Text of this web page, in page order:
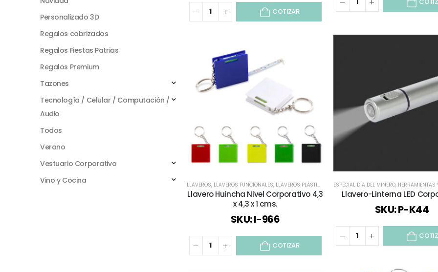
COTIZAR
LLAVEROS, LLAVEROS FUNCIONALES, LLAVEROS PLÁSTICOS TODOS,TODOS LOS LLAVEROS
Llavero Huincha Nivel Corporativo 4,3
x 4,3 x 1 cms.
SKU: I-966
COTIZAR
ESPECIAL DÍA DEL MINERO, HERRAMIENTAS
Llavero-Linterna LED
SKU: P-K44
Personalizado 3D
Regalos cobrizados
Regalos Fiestas Patrias
Regalos Premium
Tazones
Tecnología / Celular / Computación /
Audio
Todos
Verano
Vestuario Corporativo
Vino y Cocina